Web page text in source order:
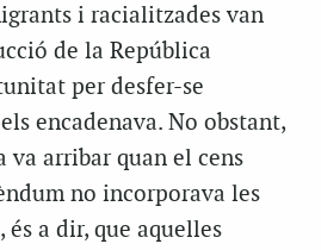
i racialitzades van
de la República
per desfer-se
encadenava. No obstant,
va arribar quan el cens
no incorporava les
és a dir, que aquelles